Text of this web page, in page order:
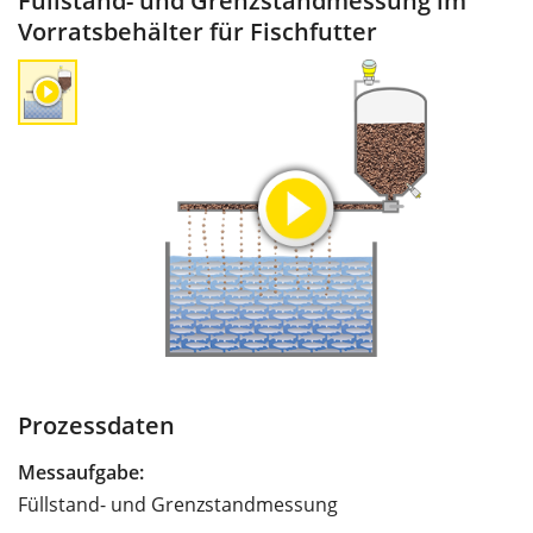
Vorratsbehälter für Fischfutter
Prozessdaten
Messaufgabe:
Füllstand- und Grenzstandmessung